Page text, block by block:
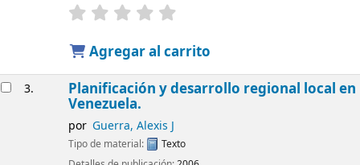
Agregar al carrito
3. Planificación y desarrollo regional local en
Venezuela.
por Guerra, Alexis J
Tipo de material:
Texto